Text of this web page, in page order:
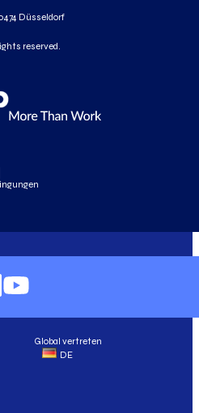
Düsseldorf
reserved.
Global vertreten
DE